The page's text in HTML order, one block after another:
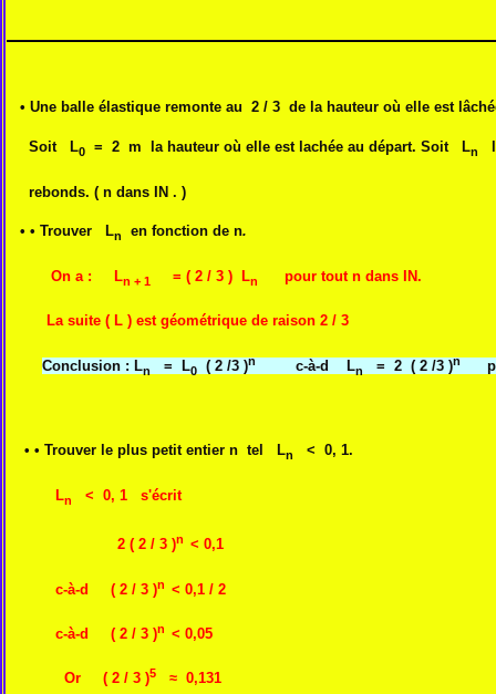
• Une balle élastique remonte au 2 / 3 de la hauteur où elle est
Soit L0 = 2 m la hauteur où elle est lachée au départ. Soit Ln
rebonds. ( n dans IN . )
• • Trouver Ln en fonction de n.
On a : Ln + 1 = ( 2 / 3 ) Ln pour tout n dans IN.
La suite ( L ) est géométrique de raison 2 / 3
Conclusion : Ln = L0 ( 2 /3 )n c-à-d Ln = 2 ( 2 /3 )n
• • Trouver le plus petit entier n tel Ln < 0, 1.
Ln < 0, 1 s'écrit
2 ( 2 / 3 )n < 0,1
c-à-d ( 2 / 3 )n < 0,1 / 2
c-à-d ( 2 / 3 )n < 0,05
Or ( 2 / 3 )5 ≈ 0,131